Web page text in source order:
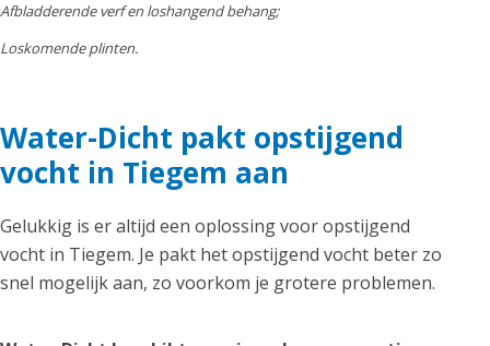
Afbladderende verf en loshangend behang;
Loskomende plinten.
Water-Dicht pakt opstijgend
vocht in Tiegem aan
Gelukkig is er altijd een oplossing voor opstijgend
vocht in Tiegem. Je pakt het opstijgend vocht beter zo
snel mogelijk aan, zo voorkom je grotere problemen.